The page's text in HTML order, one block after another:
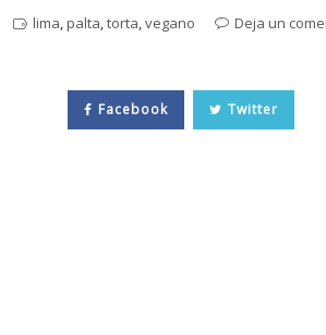
b
o
k
er s
p
p
p
ti
r
lima,palta,torta,vegano Deja un
Facebook Twitter